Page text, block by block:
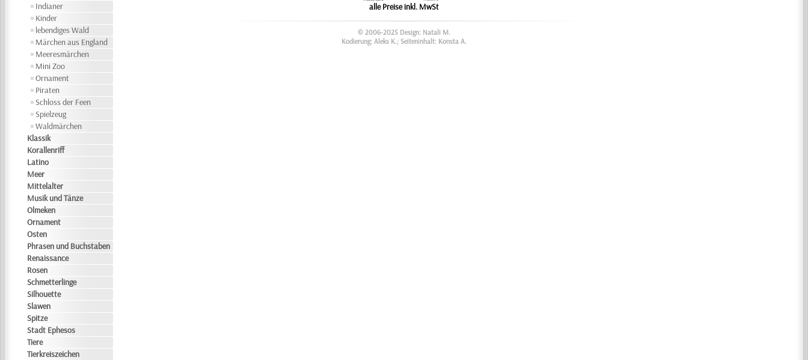
Indianer
Kinder
lebendiges Wald
Märchen aus England
Meeresmärchen
Mini Zoo
Ornament
Piraten
Schloss der Feen
Spielzeug
Waldmärchen
Klassik
Korallenriff
Latino
Meer
Mittelalter
Musik und Tänze
Olmeken
Ornament
Osten
Phrasen und Buchstaben
Renaissance
Rosen
Schmetterlinge
Silhouette
Slawen
Spitze
Stadt Ephesos
Tiere
Tierkreiszeichen
alle Preise inkl. MwSt
© 2006-2025 Design: Natali M.
Kodierung: Aleks K.; Seiteninhalt: Konsta A.